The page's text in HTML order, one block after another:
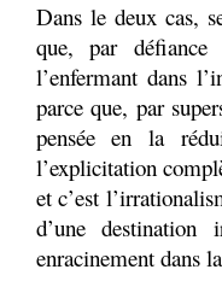
Dans le deux cas,
que, par défiance
l’enfermant dans
parce que, par
pensée en la
l’explicitation
et c’est
d’une destination
enracinement dans